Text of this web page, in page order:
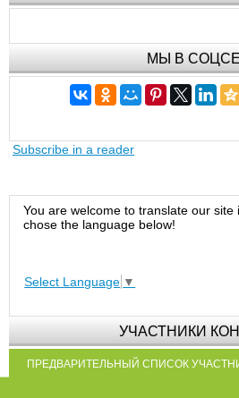
МЫ В
Subscribe in a reader
You are welcome to translate our
chose the language below!
Select Language ▼
УЧАСТНИКИ
ПРЕДВАРИТЕЛЬНЫЙ СПИСОК